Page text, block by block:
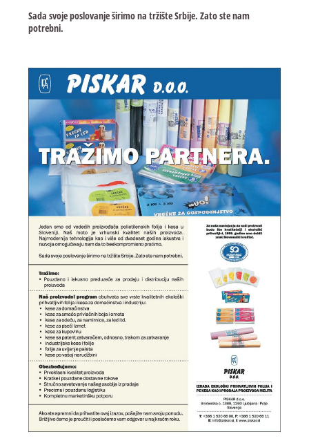
Sada svoje poslovanje širimo na tržište Srbije. Zato ste nam
potrebni.